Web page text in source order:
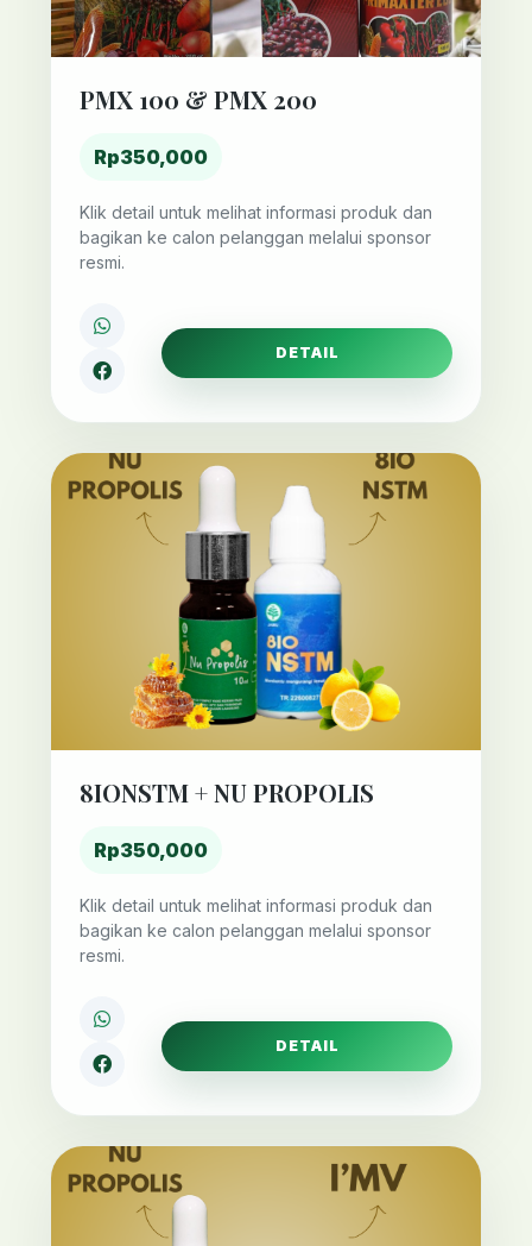
PMX 100 & PMX 200
Rp350,000
Klik detail untuk melihat informasi produk dan
bagikan ke calon pelanggan melalui sponsor
resmi.
DETAIL
8IONSTM + NU PROPOLIS
Rp350,000
Klik detail untuk melihat informasi produk dan
bagikan ke calon pelanggan melalui sponsor
resmi.
DETAIL